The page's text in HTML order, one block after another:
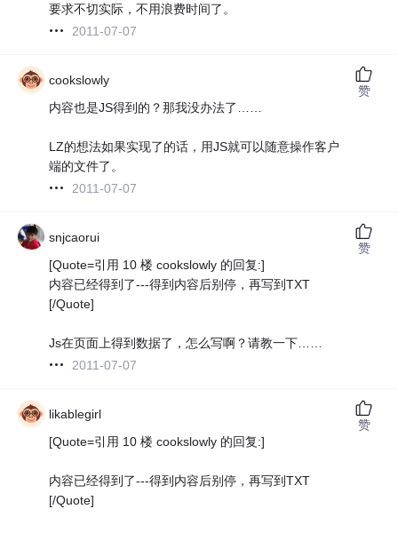
要求不切实际，不用浪费时间了。
2011-07-07
cookslowly
内容也是JS得到的？那我没办法了……
LZ的想法如果实现了的话，用JS就可以随意操作客户
端的文件了。
2011-07-07
赞
snjcaorui
[Quote=引用 10 楼 cookslowly 的回复:]
内容已经得到了---得到内容后别停，再写到TXT
[/Quote]
Js在页面上得到数据了，怎么写啊？请教一下……
2011-07-07
赞
likablegirl
[Quote=引用 10 楼 cookslowly 的回复:]
内容已经得到了---得到内容后别停，再写到TXT
[/Quote]
赞